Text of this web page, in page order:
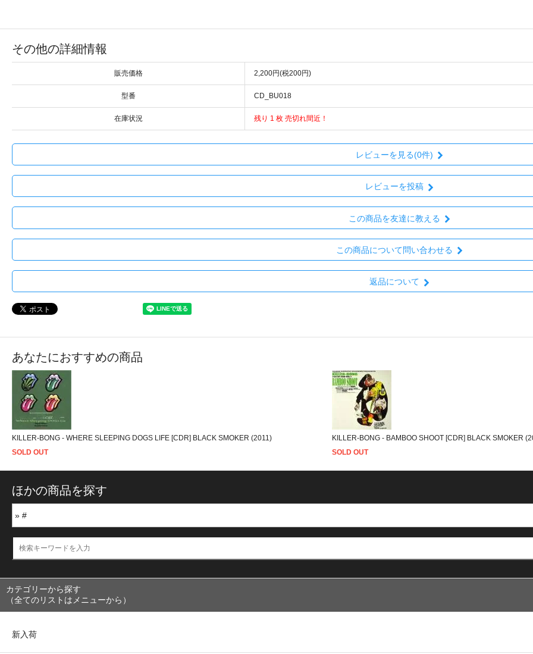
その他の詳細情報
販売価格 2,200円(税200円)
型番 CD_BU018
在庫状況 残り 1 枚 売切れ間近！
レビューを見る(0件)
レビューを投稿
この商品を友達に教える
この商品について問い合わせる
返品について
あなたにおすすめの商品
KILLER-BONG - WHERE SLEEPING DOGS LIFE [CDR] BLACK SMOKER (2011)
SOLD OUT
KILLER-BONG - BAMBOO SHOOT [CDR] BLACK SMOKER
SOLD OUT
ほかの商品を探す
カテゴリーから探す
（全てのリストはメニューから）
新入荷